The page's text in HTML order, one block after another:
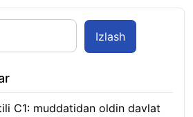
Izlash
C1: muddatidan oldin davlat